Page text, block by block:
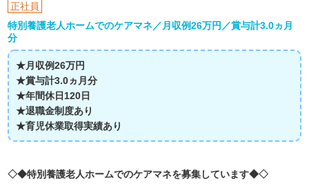
正社員
特別養護老人ホームでのケアマネ／月収例26万円／賞与計3.0ヵ月
分
★月収例26万円
★賞与計3.0ヵ月分
★年間休日120日
★退職金制度あり
★育児休業取得実績あり
◇◆特別養護老人ホームでのケアマネを募集しています◆◇